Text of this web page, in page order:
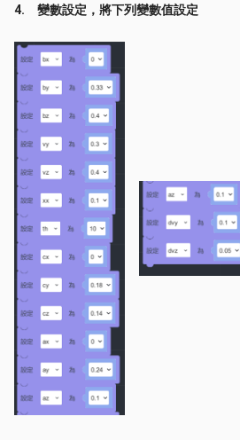
4. 變數設定，將下列變數值設定